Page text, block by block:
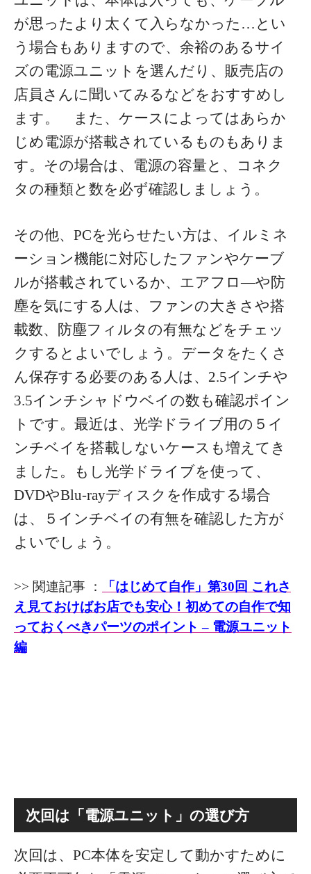
が思ったより太くて入らなかった…とい
う場合もありますので、余裕のあるサイ
ズの電源ユニットを選んだり、販売店の
店員さんに聞いてみるなどをおすすめし
ます。
また、ケースによってはあらか
じめ電源が搭載されているものもありま
す。その場合は、電源の容量と、コネク
タの種類と数を必ず確認しましょう。
その他、PCを光らせたい方は、イルミネ
ーション機能に対応したファンやケーブ
ルが搭載されているか、エアフロ―や防
塵を気にする人は、ファンの大きさや搭
載数、防塵フィルタの有無などをチェッ
クするとよいでしょう。データをたくさ
ん保存する必要のある人は、2.5インチや
3.5インチシャドウベイの数も確認ポイン
トです。 最近は、光学ドライブ用の５イ
ンチベイを搭載しないケースも増えてき
ました。もし光学ドライブを使って、
DVDやBlu-rayディスクを作成する場合
は、５インチベイの有無を確認した方が
よいでしょう。
>> 関連記事 ：
「はじめて自作」第30回 これさ
え見ておけばお店でも安心！初めての自作で知
っておくべきパーツのポイント – 電源ユニット
編
次回は「電源ユニット」の選び方
次回は、PC本体を安定して動かすために